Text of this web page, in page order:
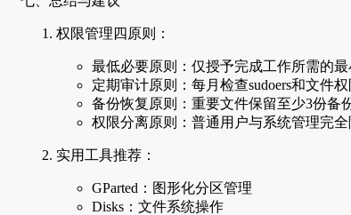
权限管理四原则：
最低必要原则：仅授予完成工作所需的最
定期审计原则：每月检查sudoers和文件权
备份恢复原则：重要文件保留至少3份备
权限分离原则：普通用户与系统管理完
实用工具推荐：
GParted：图形化分区管理
Disks：文件系统操作